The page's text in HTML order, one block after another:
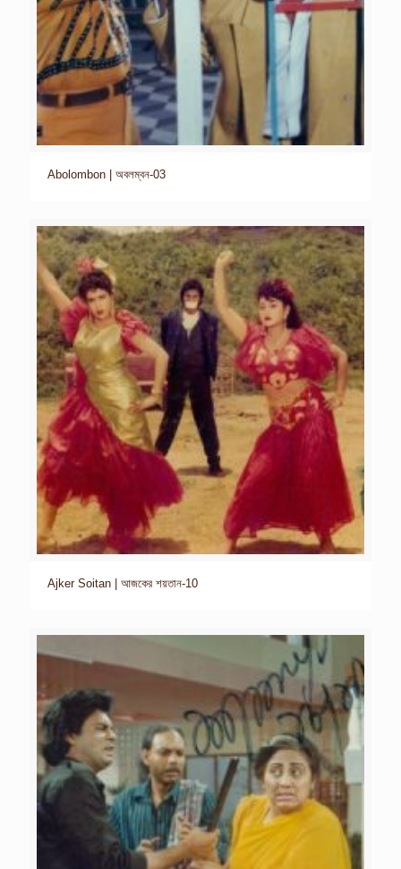
Abolombon | অবলম্বন-03
Ajker Soitan | আজকের শয়তান-10